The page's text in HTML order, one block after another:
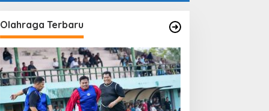
Olahraga Terbaru